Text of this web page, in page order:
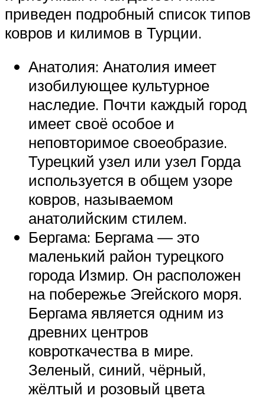
приведен подробный список типов
ковров и килимов в Турции.
Анатолия: Анатолия имеет
изобилующее культурное
наследие. Почти каждый город
имеет своё особое и
неповторимое своеобразие.
Турецкий узел или узел Горда
используется в общем узоре
ковров, называемом
анатолийским стилем.
Бергама: Бергама — это
маленький район турецкого
города Измир. Он расположен
на побережье Эгейского моря.
Бергама является одним из
древних центров
ковроткачества в мире.
Зеленый, синий, чёрный,
жёлтый и розовый цвета